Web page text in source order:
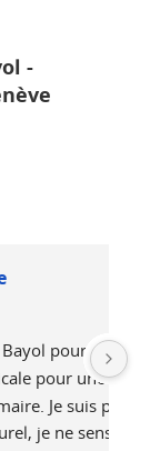
-
que ravie
les